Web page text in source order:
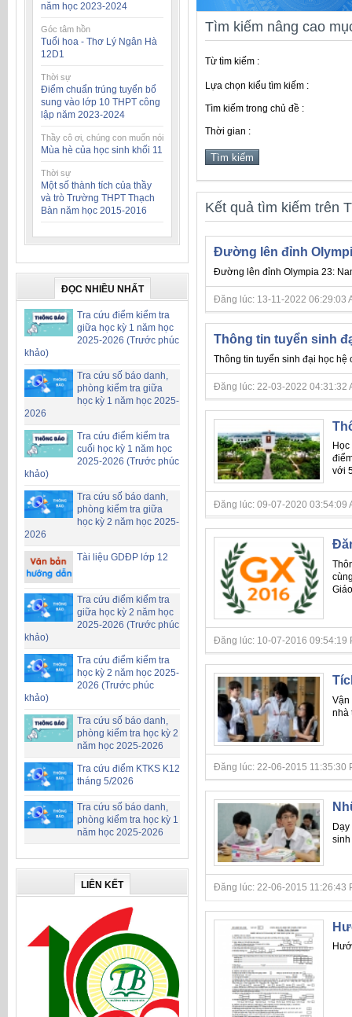
năm học 2023-2024
Góc tâm hồn
Tuổi hoa - Thơ Lý Ngân Hà
12D1
Thời sự
Điểm chuẩn trúng tuyển bổ
sung vào lớp 10 THPT công
lập năm 2023-2024
Thầy cô ơi, chúng con muốn nói
Mùa hè của học sinh khối 11
Thời sự
Một số thành tích của thầy
và trò Trường THPT Thạch
Bàn năm học 2015-2016
ĐỌC NHIỀU NHẤT
Tra cứu điểm kiểm tra
giữa học kỳ 1 năm học
2025-2026 (Trước phúc
khảo)
Tra cứu số báo danh,
phòng kiểm tra giữa
học kỳ 1 năm học 2025-
2026
Tra cứu điểm kiểm tra
cuối học kỳ 1 năm học
2025-2026 (Trước phúc
khảo)
Tra cứu số báo danh,
phòng kiểm tra giữa
học kỳ 2 năm học 2025-
2026
Tài liệu GDĐP lớp 12
Tra cứu điểm kiểm tra
giữa học kỳ 2 năm học
2025-2026 (Trước phúc
khảo)
Tra cứu điểm kiểm tra
học kỳ 2 năm học 2025-
2026 (Trước phúc
khảo)
Tra cứu số báo danh,
phòng kiểm tra học kỳ 2
năm học 2025-2026
Tra cứu điểm KTKS K12
tháng 5/2026
Tra cứu số báo danh,
phòng kiểm tra học kỳ 1
năm học 2025-2026
LIÊN KẾT
Tìm kiếm nâng cao
Từ tìm kiếm :
Lựa chọn kiểu tìm kiếm :
Tìm kiếm trong chủ đề :
Thời gian :
Kết quả tìm kiếm trên
Đường lên đỉnh
Đường lên đỉnh Olympia 23:
Đăng lúc: 13-11-2022 06:29:03
Thông tin tuyển sinh
Thông tin tuyển sinh đại học hệ
Đăng lúc: 22-03-2022 04:31:32
với
Đăng lúc: 09-07-2020 03:54:09
Đăng lúc: 10-07-2016 09:54:19
Vận
nhà
Đăng lúc: 22-06-2015 11:35:30
sinh
Đăng lúc: 22-06-2015 11:26:43